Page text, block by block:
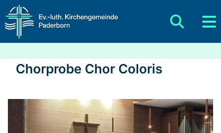
Chorprobe Chor Coloris